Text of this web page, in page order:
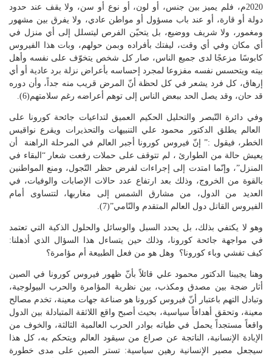
2020م، فلم يميز بين جنس، أو لون، أو نوع أو سن، ولا يقف عند حدود
دولة أو قارة، أو عند باب مسؤول أو مواطن عادي، ولا يفرق بين مشهور
ومغمور، ولا شريف ووضيع، بل يتحيّن الفرص ليتسلل إلى أي منزل في
أي مكان وفي أي وقت، ليفتك بأفراده وبمن حولهم، وبات هذا الفيروس
كابوسًا مزعجًا لدى جميع الناس، صار كل شخص يتخوّف على نفسه وأهل
بيته ويتحسس نفسه مفزوعا لمجرد إحساسه بأعراض نزلة برد عادية أو أي
إرهاق، كل فرد يشعر في كل لحظة أنّ المرض قريب منه جداً، وأن دوره
قد حان، وقد يصل الحد ببعض الناس إلى توهم أعراضه رغم سلامتهم(6).
وفي دائرة التّبصر والتحليل الحكيم العميق لتداعيات جائحة كورونا على
العالم يطلق الدكتور محمود علي التنبيهات والتحذيرات ويقرع نواقيس
الخطر، فيقول :” إنّ فيروس كورونا أجبر العالم في المرحلة الراهنة أن
يعيش حالة من الطوارئ ، لم تتوقف على حملات رفعت شعار “البقاء في
المنزل”، وإنّما امتدت إلى إجراءات لفرض حظر التّجول، ومنع المواطنين
بالقوة من الخروج، وذلك بعد ارتفاع عدد حالات الإصابات والوفيات، في
العديد من الدول، من مشارق الشمس إلى مغاربها، لتتساوى أمام
الفيروس القاتل دول العالم المتقدم والنّامي”(7).
وهو لا يكتفي بذلك، بل يحدد السبل والوسائل والحلول الذكية التي تعتمد
في مواجهة جائحة كورونا، وذلك حين يتساءل هذا السؤال الذي أذهلنا:
كيف تفشي وباء كورونا؟ وهل هو من فعل الطبيعة أم مؤامرة؟
وهنا يجيبنا الدكتور محمود علي قائلاً بأنّ ظهور فيروس كورونا في الصين
أثار ضجة بين مصدق ومكذب، بين نظرية المؤامرة والحرب البيولوجية،
وتبادل التهم باعتبار أنّ فيروس كورونا هو صناعة جهات معينة، تخدم مصالح
معينة، وتحقق أهدافاً سياسية، بحيث أصبح واقع اللاثقة المتبادلة بين الدول
واقعاً مستجداً يحمل في طياته بوادر الحرب العالمية الثالثة، والخوف من
الإبادة الإنسانية، الناتجة عن صراع من سيقود العالم ويتحكم به، كل هذا
سيجعل مصير الإنسانية رهين سياسية: تستر الصين على مدى خطورة